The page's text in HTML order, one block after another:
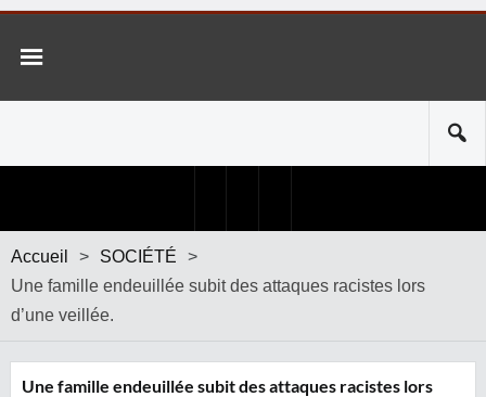
Accueil > SOCIÉTÉ
>
Une famille endeuillée subit des attaques racistes lors
d’une veillée.
Une famille endeuillée subit des attaques racistes lors